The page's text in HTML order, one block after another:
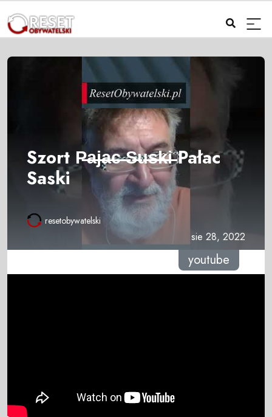
Szort P̶a̶j̶a̶c̶ ̶S̶u̶s̶k̶i̶ Pałac
Saski
resetobywatelski
sie 28, 2022
youtube